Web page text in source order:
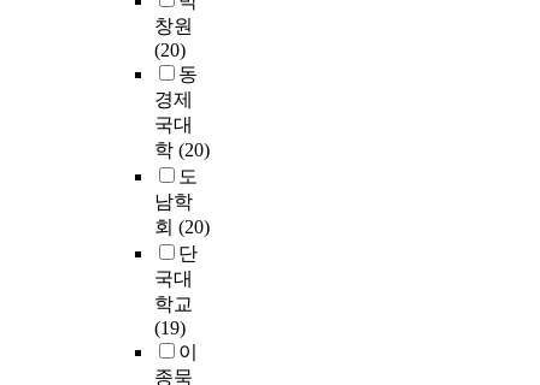
창원
(20)
동
경제
국대
학 (20)
도
남학
회 (20)
단
국대
학교
(19)
이
종묵